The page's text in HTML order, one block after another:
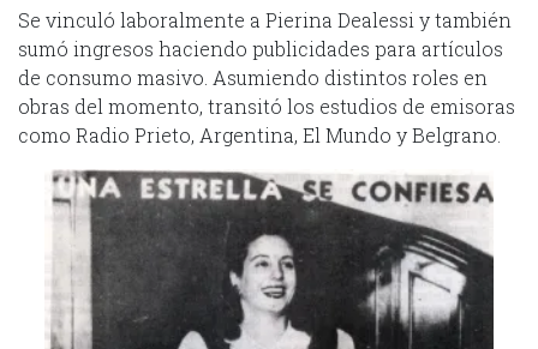
Se vinculó laboralmente a Pierina Dealessi y también
sumó ingresos haciendo publicidades para artículos
de consumo masivo. Asumiendo distintos roles en
obras del momento, transitó los estudios de emisoras
como Radio Prieto, Argentina, El Mundo y Belgrano.